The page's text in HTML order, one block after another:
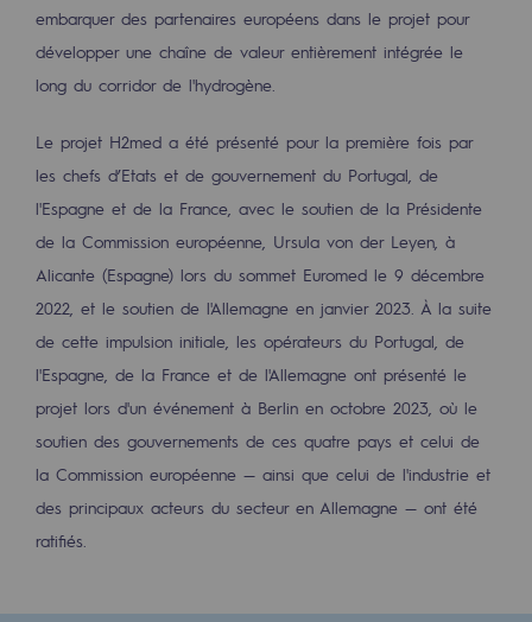
Sécurité et cybersécurité
Santé et sécurité au travail
Sécurité industrielle
Gouvernance responsable
Gouvernance responsable
CADRE, le programme gouvernance
Organisation
Éthique et conformité
Achats responsables
Fonds de dotation
Fonds de dotation
embarquer des partenaires européens dans le projet pour
développer une chaîne de valeur entièrement intégrée le
long du corridor de l'hydrogène.
Le projet H2med a été présenté pour la première fois par
les chefs d’Etats et de gouvernement du Portugal, de
l'Espagne et de la France, avec le soutien de la Présidente
de la Commission européenne, Ursula von der Leyen, à
Alicante (Espagne) lors du sommet Euromed le 9 décembre
2022, et le soutien de l'Allemagne en janvier 2023. À la suite
de cette impulsion initiale, les opérateurs du Portugal, de
l'Espagne, de la France et de l'Allemagne ont présenté le
projet lors d'un événement à Berlin en octobre 2023, où le
soutien des gouvernements de ces quatre pays et celui de
la Commission européenne — ainsi que celui de l'industrie et
des principaux acteurs du secteur en Allemagne — ont été
ratifiés.